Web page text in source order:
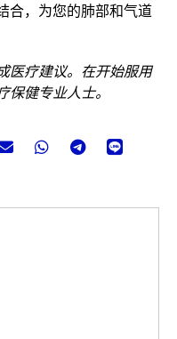
合，为您的肺部和气道
医疗建议。在开始服用
健专业人士。